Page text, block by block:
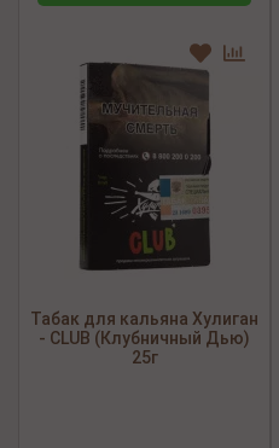
Табак для кальяна Хулиган
- CLUB (Клубничный Дью)
25г